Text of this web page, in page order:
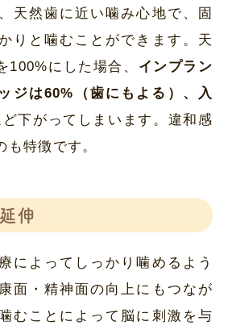
天然歯に近い噛み心地で、固
りと噛むことができます。天
100%にした場合、 インプラン
ジは60%（歯にもよる）、入
ど下がってしまいます。違和感
特徴です。
伸
によってしっかり噛めるよう
面・精神面の向上にもつなが
むことによって脳に刺激を与